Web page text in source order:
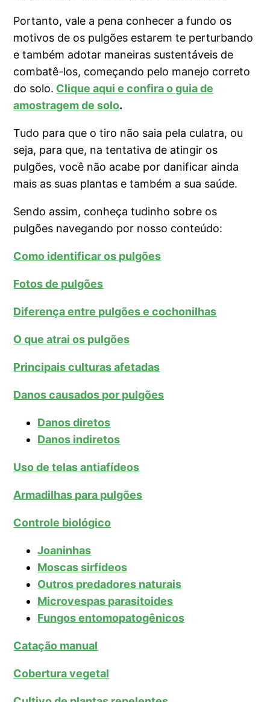
Portanto, vale a pena conhecer a fundo os
motivos de os pulgões estarem te perturbando
e também adotar maneiras sustentáveis de
combatê-los, começando pelo manejo correto
do solo. Clique aqui e confira o guia de
amostragem de solo.
Tudo para que o tiro não saia pela culatra, ou
seja, para que, na tentativa de atingir os
pulgões, você não acabe por danificar ainda
mais as suas plantas e também a sua saúde.
Sendo assim, conheça tudinho sobre os
pulgões navegando por nosso conteúdo:
Como identificar os pulgões
Fotos de pulgões
Diferença entre pulgões e cochonilhas
O que atrai os pulgões
Principais culturas afetadas
Danos causados por pulgões
Danos diretos
Danos indiretos
Uso de telas antiafídeos
Armadilhas para pulgões
Controle biológico
Joaninhas
Moscas sirfídeos
Outros predadores naturais
Microvespas parasitoides
Fungos entomopatogênicos
Catação manual
Cobertura vegetal